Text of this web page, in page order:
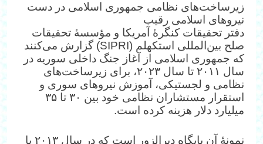
زیرساخت‌های نظامی جمهوری اسلامی در دست
نیروهای اسلامی رقیب
دفتر تحقیقات کنگرهٔ آمریکا و مؤسسهٔ تحقیقات
صلح بین‌المللی استکهلم (SIPRI) گزارش می‌کنند
که جمهوری اسلامی از آغاز جنگ داخلی سوریه در
سال ۲۰۱۱ تا سال ۲۰۲۳، برای زیرساخت‌های
نظامی و لجستیکی، آموزش نیروهای سوری و
استقرار مستشاران نظامی خود بین ۳۰ تا ۳۵
میلیارد دلار هزینه کرده است.
نمونهٔ آن پایگاه دیرالزور است که در سال ۲۰۱۳ با